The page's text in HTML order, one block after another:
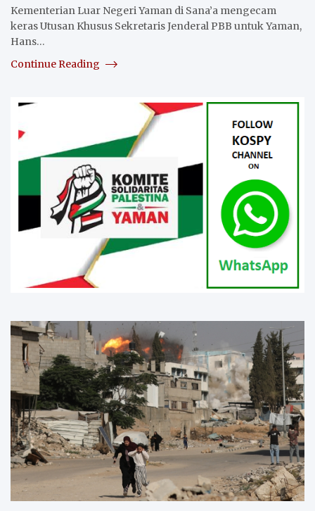
Kementerian Luar Negeri Yaman di Sana’a mengecam
keras Utusan Khusus Sekretaris Jenderal PBB untuk Yaman,
Hans…
Continue Reading